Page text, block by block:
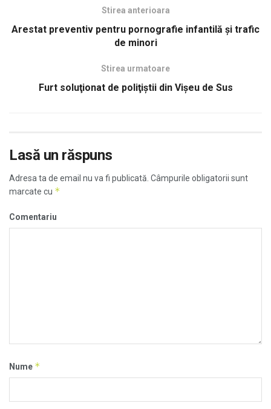
Stirea anterioara
Arestat preventiv pentru pornografie infantilă şi trafic
de minori
Stirea urmatoare
Furt soluţionat de poliţiştii din Vişeu de Sus
Lasă un răspuns
Adresa ta de email nu va fi publicată. Câmpurile obligatorii sunt
marcate cu *
Comentariu
Nume *